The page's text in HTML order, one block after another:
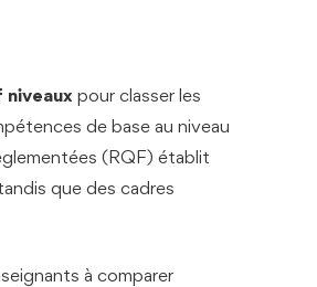
niveaux pour classer les
de base au niveau
(RQF) établit
que des cadres
à comparer